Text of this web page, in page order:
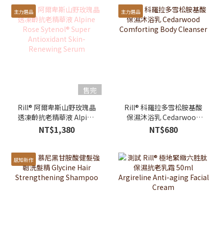
主力選品
售完
Rill® 阿爾卑斯山野玫瑰晶
透凍齡抗老精華液 Alpine
Rose Sytenol® Super
Antioxidant Skin-
NT$1,380
主力選品
Rill® 科羅拉多雪松胺基酸
保濕沐浴乳 Cedarwood
Comforting Body
Cleanser
NT$680
感知新作